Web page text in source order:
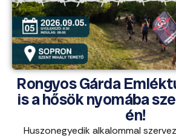
Rongyos Gárda
is a hősök nyomába
én!
Huszonegyedik alkalommal